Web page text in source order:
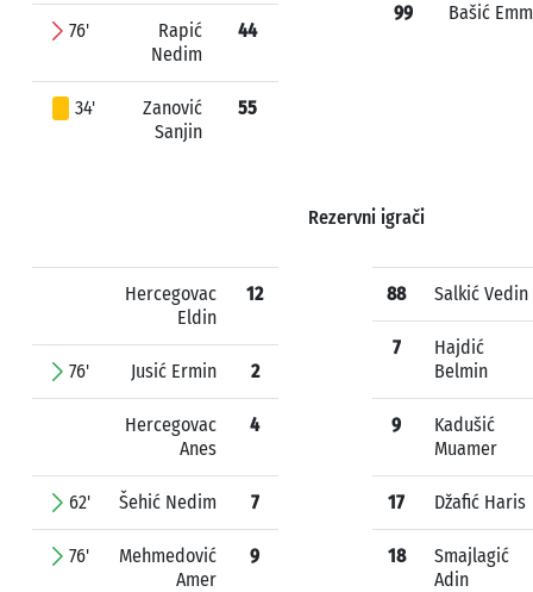
76'
Rapić
Nedim
44
34'
Zanović
Sanjin
55
99 Bašić
Rezervni igrači
Hercegovac
Eldin
12
76' Jusić Ermin 2
Hercegovac
Anes
4
62' Šehić Nedim 7
76'
Mehmedović
Amer
9
88 Salkić Vedin
7
Hajdić
Belmin
9
Kadušić
Muamer
17 Džafić Haris
18
Smajlagić
Adin